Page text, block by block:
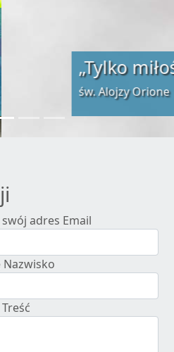
zbawi świat”
adres Email
Nazwisko
Treść